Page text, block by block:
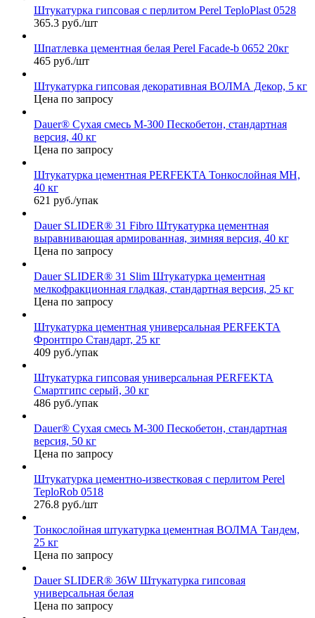
Штукатурка гипсовая с перлитом Perel TeploPlast 0528
365.3 руб./шт
Шпатлевка цементная белая Perel Facade-b 0652 20кг
465 руб./шт
Штукатурка гипсовая декоративная ВОЛМА Декор, 5 кг
Цена по запросу
Dauer® Сухая смесь М-300 Пескобетон, стандартная
версия, 40 кг
Цена по запросу
Штукатурка цементная PERFEKTA Тонкослойная МН,
40 кг
621 руб./упак
Dauer SLIDER® 31 Fibro Штукатурка цементная
выравнивающая армированная, зимняя версия, 40 кг
Цена по запросу
Dauer SLIDER® 31 Slim Штукатурка цементная
мелкофракционная гладкая, стандартная версия, 25 кг
Цена по запросу
Штукатурка цементная универсальная PERFEKTA
Фронтпро Стандарт, 25 кг
409 руб./упак
Штукатурка гипсовая универсальная PERFEKTA
Смартгипс серый, 30 кг
486 руб./упак
Dauer® Сухая смесь М-300 Пескобетон, стандартная
версия, 50 кг
Цена по запросу
Штукатурка цементно-известковая с перлитом Perel
TeploRob 0518
276.8 руб./шт
Тонкослойная штукатурка цементная ВОЛМА Тандем,
25 кг
Цена по запросу
Dauer SLIDER® 36W Штукатурка гипсовая
универсальная белая
Цена по запросу